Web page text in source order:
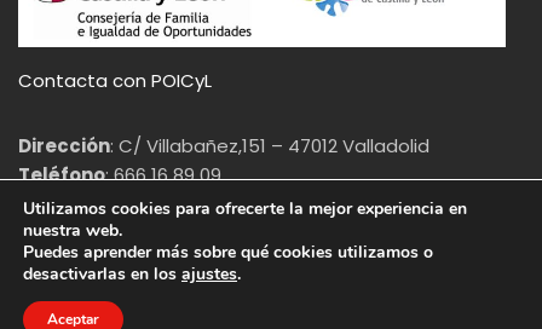
Contacta con POICyL
Dirección: C/ Villabañez,151 – 47012 Valladolid
Teléfono: 666 16 89 09
Email: info@poicyl.org
Aviso legal|Política de cookies(
Utilizamos cookies para ofrecerte la mejor experiencia en
nuestra web.
Puedes aprender más sobre qué cookies utilizamos o
desactivarlas en los ajustes.
Aceptar